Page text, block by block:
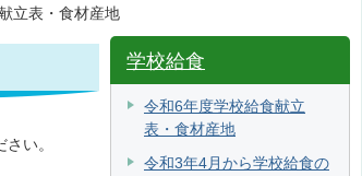
立表・食材産地
い。
学校給食
令和6年度学校給食献立
表・食材産地
令和3年4月から学校給食の